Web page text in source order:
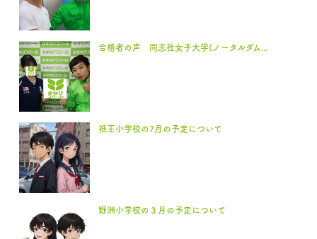
合格者の声 同志社女子大学(ノータルダム...
祇王小学校の7月の予定について
野洲小学校の３月の予定について